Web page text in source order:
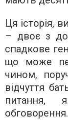
Ця історія,
– двоє з
спадкове
що може
чином,
відчуття
питання,
обговорення.